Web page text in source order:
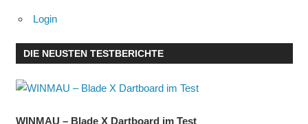
Login
DIE NEUSTEN TESTBERICHTE
WINMAU – Blade X Dartboard im Test